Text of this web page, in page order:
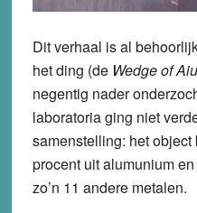
Dit verhaal is al
het ding (de Wedge of
negentig nader
laboratoria ging niet
samenstelling: het
procent uit alumunium
zo’n 11 andere metalen.